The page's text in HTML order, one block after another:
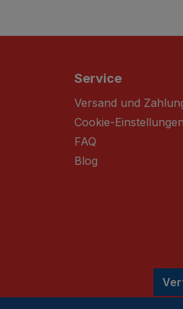
Service
Versand und
Cookie-Einstellungen
FAQ
Blog